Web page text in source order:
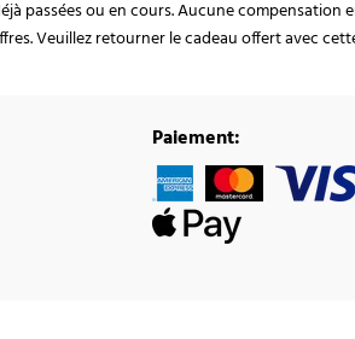
passées ou en cours. Aucune
Veuillez retourner le cadeau offert avec
Paiement: